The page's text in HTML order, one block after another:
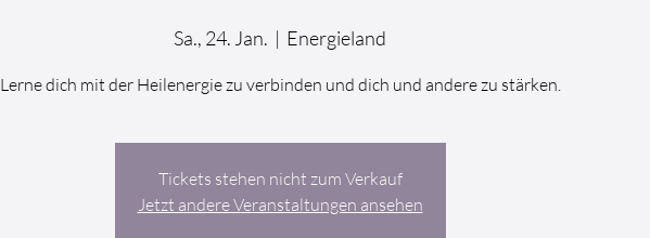
Sa., 24. Jan.
  |
Energieland
Lerne dich mit der Heilenergie zu verbinden und dich und andere zu stärken.
Tickets stehen nicht zum Verkauf
Jetzt andere Veranstaltungen ansehen